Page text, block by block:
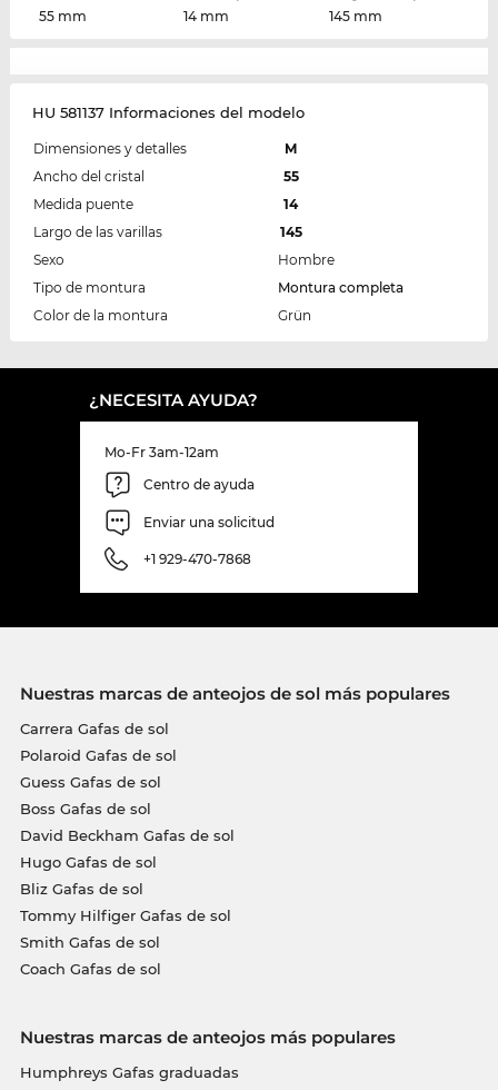
55 mm
14 mm
145 mm
HU 581137 Informaciones del modelo
Dimensiones y detalles
M
Ancho del cristal
55
Medida puente
14
Largo de las varillas
145
Sexo
Hombre
Tipo de montura
Montura completa
Color de la montura
Grün
¿NECESITA AYUDA?
Mo-Fr 3am-12am
Centro de ayuda
Enviar una solicitud
+1 929-470-7868
Nuestras marcas de anteojos de sol más populares
Carrera Gafas de sol
Polaroid Gafas de sol
Guess Gafas de sol
Boss Gafas de sol
David Beckham Gafas de sol
Hugo Gafas de sol
Bliz Gafas de sol
Tommy Hilfiger Gafas de sol
Smith Gafas de sol
Coach Gafas de sol
Nuestras marcas de anteojos más populares
Humphreys Gafas graduadas